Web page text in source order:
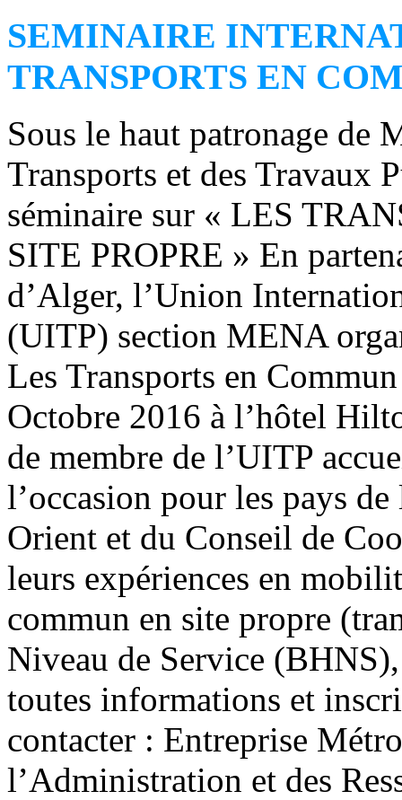
SEMINAIRE
TRANSPORTS EN
Sous le haut patronage de
Transports et des Travaux
séminaire sur « LES
SITE PROPRE » En
d’Alger, l’Union
(UITP) section MENA
Les Transports en
Octobre 2016 à l’hôtel
de membre de l’UITP
l’occasion pour les pays
Orient et du Conseil de
leurs expériences en
commun en site propre
Niveau de Service
toutes informations et
contacter : Entreprise
l’Administration et des